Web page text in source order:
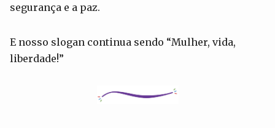
segurança e a paz.
E nosso slogan continua sendo “Mulher, vida,
liberdade!”